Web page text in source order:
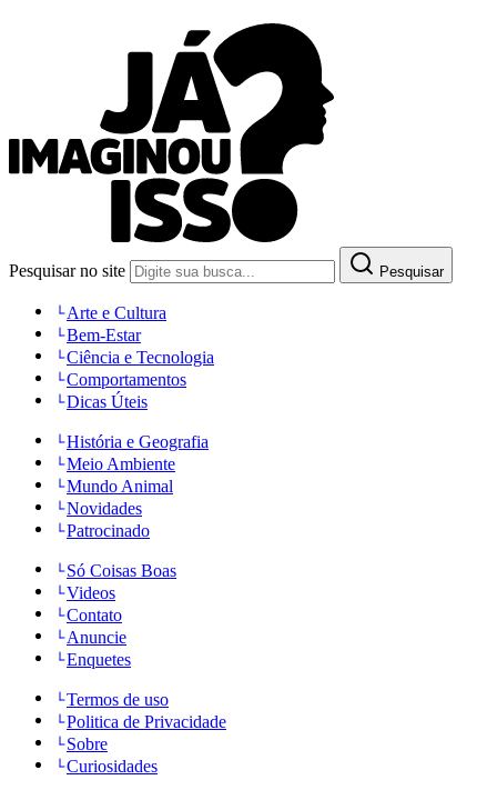
Pesquisar no site Pesquisar
Arte e Cultura
Bem-Estar
Ciência e Tecnologia
Comportamentos
Dicas Úteis
História e Geografia
Meio Ambiente
Mundo Animal
Novidades
Patrocinado
Só Coisas Boas
Videos
Contato
Anuncie
Enquetes
Termos de uso
Politica de Privacidade
Sobre
Curiosidades